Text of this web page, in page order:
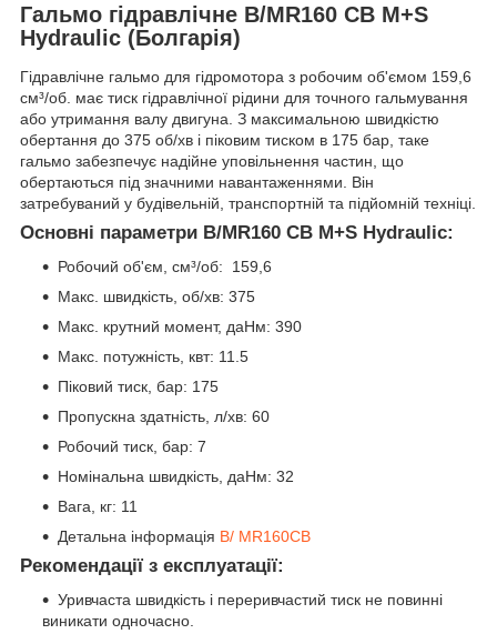
Гальмо гідравлічне B/MR160 CB M+S
Hydraulic (Болгарія)
Гідравлічне гальмо для гідромотора з робочим об'ємом 159,6
см³/об. має тиск гідравлічної рідини для точного гальмування
або утримання валу двигуна. З максимальною швидкістю
обертання до 375 об/хв і піковим тиском в 175 бар, таке
гальмо забезпечує надійне уповільнення частин, що
обертаються під значними навантаженнями. Він
затребуваний у будівельній, транспортній та підйомній техніці.
Основні параметри B/MR160 CB M+S Hydraulic:
Робочий об'єм, см³/об: 159,6
Макс. швидкість, об/хв: 375
Макс. крутний момент, даНм: 390
Макс. потужність, квт: 11.5
Піковий тиск, бар: 175
Пропускна здатність, л/хв: 60
Робочий тиск, бар: 7
Номінальна швидкість, даНм: 32
Вага, кг: 11
Детальна інформація B/ MR160CB
Рекомендації з експлуатації:
Уривчаста швидкість і переривчастий тиск не повинні
виникати одночасно.